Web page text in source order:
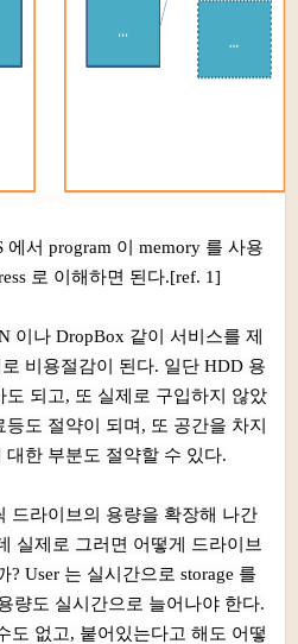
에서 program 이 memory 를 사용
로 이해하면 된다.[ref. 1]
이나 DropBox 같이 서비스를 제
비용절감이 된다. 일단 HDD 용
되고, 또 실제로 구입하지 않았
도 절약이 되며, 또 공간을 차지
한 부분도 절약할 수 있다.
드라이브의 용량을 확장해 나간
실제로 그러면 어떻게 드라이브
User 는 실시간으로 storage 를
량도 실시간으로 늘어나야 한다.
도 없고, 붙어있는다고 해도 어떻